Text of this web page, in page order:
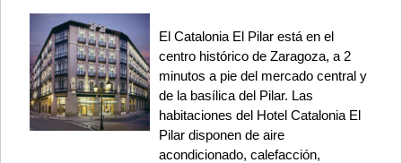
El Catalonia El Pilar está en el
centro histórico de Zaragoza, a 2
minutos a pie del mercado central y
de la basílica del Pilar. Las
habitaciones del Hotel Catalonia El
Pilar disponen de aire
acondicionado, calefacción,